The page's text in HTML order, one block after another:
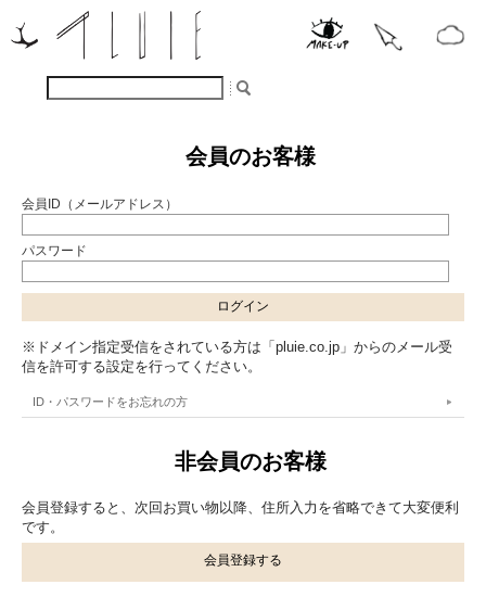
会員のお客様
会員ID（メールアドレス）
パスワード
※ドメイン指定受信をされている方は「pluie.co.jp」からのメール受
信を許可する設定を行ってください。
ID・パスワードをお忘れの方
非会員のお客様
会員登録すると、次回お買い物以降、住所入力を省略できて大変便利
です。
会員登録する